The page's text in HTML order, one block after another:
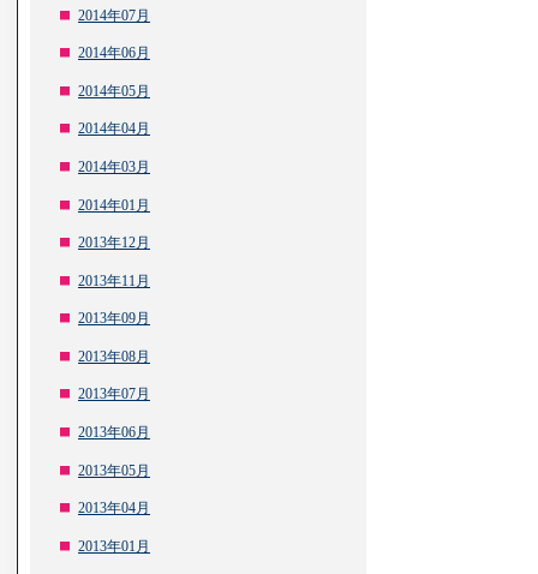
2014年07月
2014年06月
2014年05月
2014年04月
2014年03月
2014年01月
2013年12月
2013年11月
2013年09月
2013年08月
2013年07月
2013年06月
2013年05月
2013年04月
2013年01月